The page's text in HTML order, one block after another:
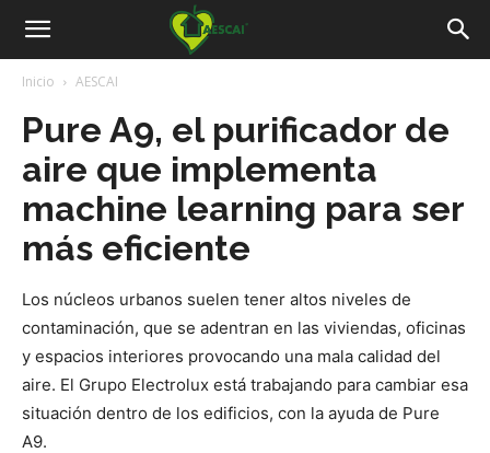
Aescai
Inicio AESCAI
Pure A9, el purificador de
aire que implementa
machine learning para ser
más eficiente
Los núcleos urbanos suelen tener altos niveles de
contaminación, que se adentran en las viviendas, oficinas
y espacios interiores provocando una mala calidad del
aire. El Grupo Electrolux está trabajando para cambiar esa
situación dentro de los edificios, con la ayuda de Pure
A9.